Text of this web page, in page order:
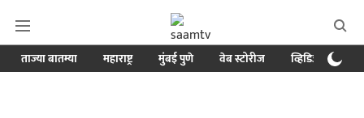
ताज्या बातम्या महाराष्ट्र मुंबई पुणे वेब स्टोरीज व्हिडिओ